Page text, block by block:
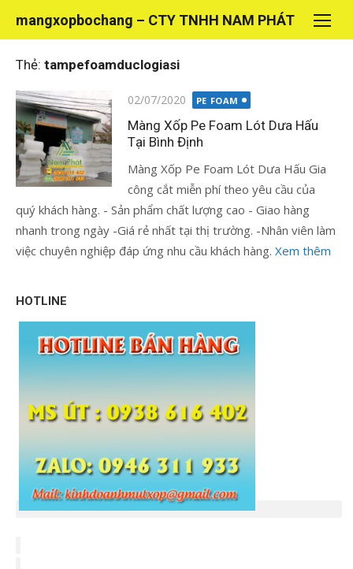
dung
mangxopbochang – CTY TNHH NAM PHÁT
Thẻ: tampefoamduclogiasi
Đăng
vào
02/07/2020 PE FOAM
Màng Xốp Pe Foam Lót Dưa Hấu
Tại Bình Định
Màng Xốp Pe Foam Lót Dưa Hấu Gia
công cắt miễn phí theo yêu cầu của
quý khách hàng. - Sản phẩm chất lượng cao - Giao hàng
nhanh trong ngày -Giá rẻ nhất tại thị trường. -Nhân viên làm
việc chuyên nghiệp đáp ứng nhu cầu khách hàng. Xem thêm
HOTLINE